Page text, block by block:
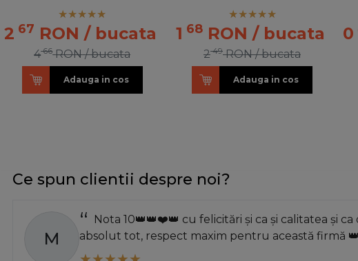
2 67 RON / bucata
466 RON / bucata
Adauga in cos
1 68 RON / bucata
249 RON / bucata
Adauga in cos
0
Ce spun clientii despre noi?
M
Nota 10👑👑❤️👑 cu felicitări și ca și calitatea și
absolut tot, respect maxim pentru această firmă